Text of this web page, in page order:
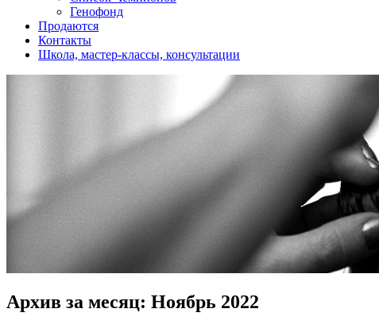
Генофонд
Продаются
Контакты
Школа, мастер-классы, консультации
Архив за месяц: Ноябрь 2022